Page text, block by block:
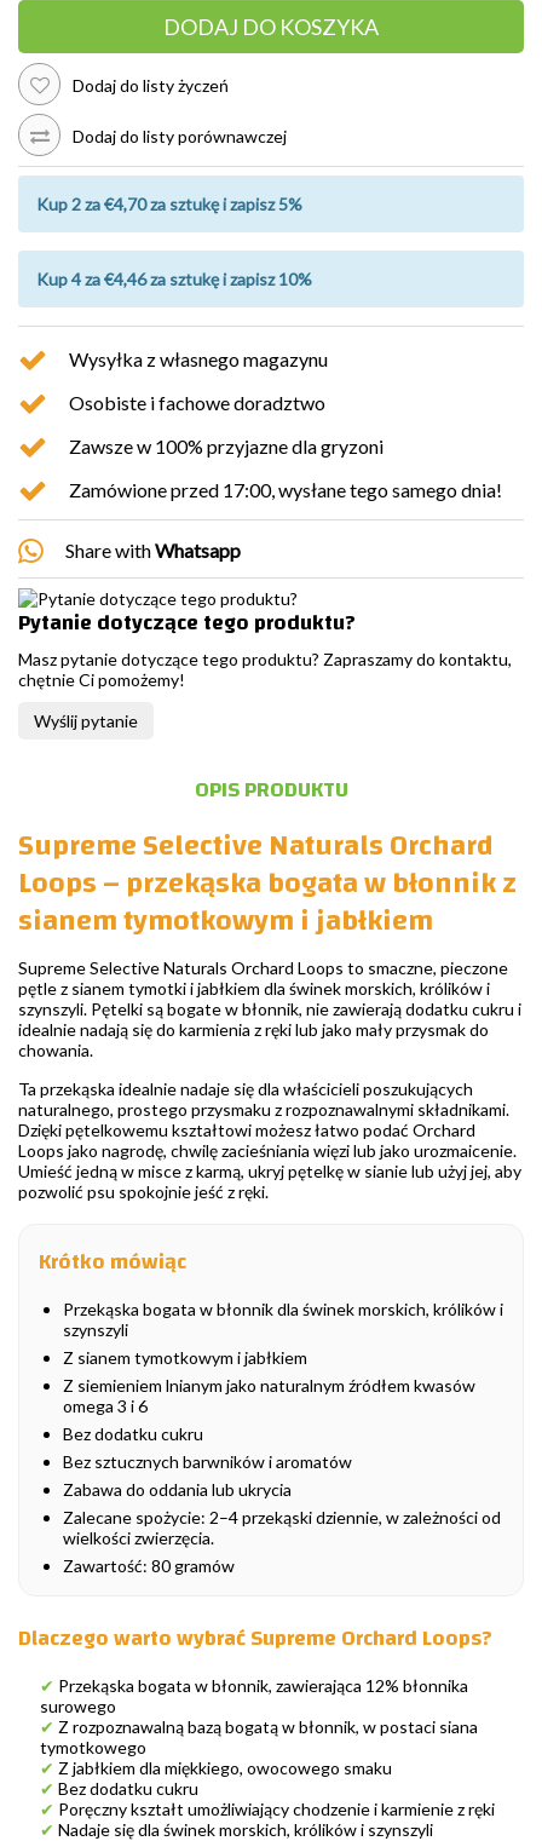
DODAJ DO KOSZYKA
Dodaj do listy życzeń
Dodaj do listy porównawczej
Kup 2 za €4,70 za sztukę i zapisz 5%
Kup 4 za €4,46 za sztukę i zapisz 10%
Wysyłka z własnego magazynu
Osobiste i fachowe doradztwo
Zawsze w 100% przyjazne dla gryzoni
Zamówione przed 17:00, wysłane tego samego dnia!
Share withWhatsapp
Pytanie dotyczące tego produktu?
Masz pytanie dotyczące tego produktu? Zapraszamy do kontaktu,
chętnie Ci pomożemy!
Wyślij pytanie
OPIS PRODUKTU
Supreme Selective Naturals Orchard
Loops – przekąska bogata w błonnik z
sianem tymotkowym i jabłkiem
Supreme Selective Naturals Orchard Loops to smaczne, pieczone
pętle z sianem tymotki i jabłkiem dla świnek morskich, królików i
szynszyli. Pętelki są bogate w błonnik, nie zawierają dodatku cukru i
idealnie nadają się do karmienia z ręki lub jako mały przysmak do
chowania.
Ta przekąska idealnie nadaje się dla właścicieli poszukujących
naturalnego, prostego przysmaku z rozpoznawalnymi składnikami.
Dzięki pętelkowemu kształtowi możesz łatwo podać Orchard
Loops jako nagrodę, chwilę zacieśniania więzi lub jako urozmaicenie.
Umieść jedną w misce z karmą, ukryj pętelkę w sianie lub użyj jej, aby
pozwolić psu spokojnie jeść z ręki.
Krótko mówiąc
Przekąska bogata w błonnik dla świnek morskich, królików i
szynszyli
Z sianem tymotkowym i jabłkiem
Z siemieniem lnianym jako naturalnym źródłem kwasów
omega 3 i 6
Bez dodatku cukru
Bez sztucznych barwników i aromatów
Zabawa do oddania lub ukrycia
Zalecane spożycie: 2–4 przekąski dziennie, w zależności od
wielkości zwierzęcia.
Zawartość: 80 gramów
Dlaczego warto wybrać Supreme Orchard Loops?
✔ Przekąska bogata w błonnik, zawierająca 12% błonnika
surowego
✔ Z rozpoznawalną bazą bogatą w błonnik, w postaci siana
tymotkowego
✔ Z jabłkiem dla miękkiego, owocowego smaku
✔ Bez dodatku cukru
✔ Poręczny kształt umożliwiający chodzenie i karmienie z ręki
✔ Nadaje się dla świnek morskich, królików i szynszyli